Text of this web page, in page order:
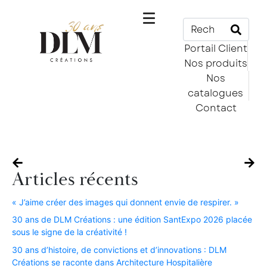
Portail Client
Nos produits
Nos
catalogues
Contact
Articles récents
« J’aime créer des images qui donnent envie de respirer. »​
30 ans de DLM Créations : une édition SantExpo 2026 placée
sous le signe de la créativité !​
30 ans d’histoire, de convictions et d’innovations : DLM
Créations se raconte dans Architecture Hospitalière​